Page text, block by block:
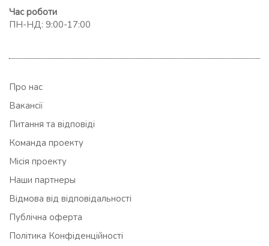
Час роботи
ПН-НД: 9:00-17:00
Про нас
Вакансії
Питання та відповіді
Команда проекту
Місія проекту
Наши партнеры
Відмова від відповідальності
Публічна оферта
Політика Конфіденційності